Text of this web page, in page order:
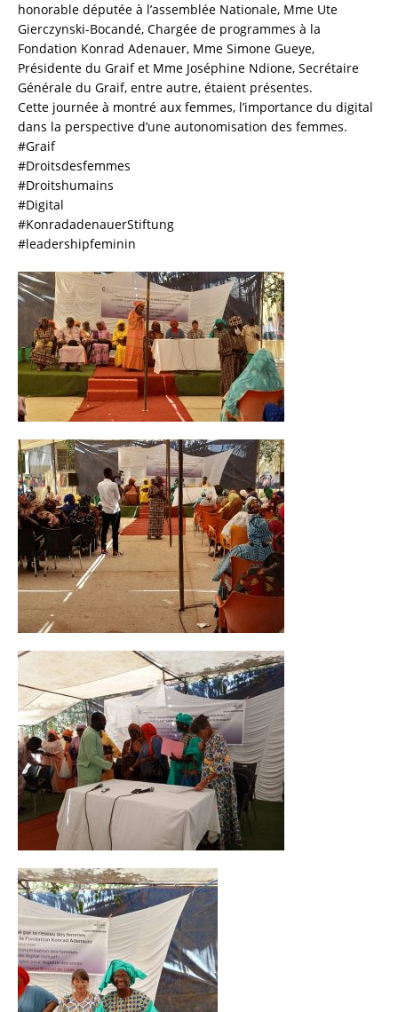
honorable députée à l’assemblée Nationale, Mme Ute
Gierczynski-Bocandé, Chargée de programmes à la
Fondation Konrad Adenauer, Mme Simone Gueye,
Présidente du Graif et Mme Joséphine Ndione, Secrétaire
Générale du Graif, entre autre, étaient présentes.
Cette journée à montré aux femmes, l’importance du digital
dans la perspective d’une autonomisation des femmes.
#Graif
#Droitsdesfemmes
#Droitshumains
#Digital
#KonradadenauerStiftung
#leadershipfeminin